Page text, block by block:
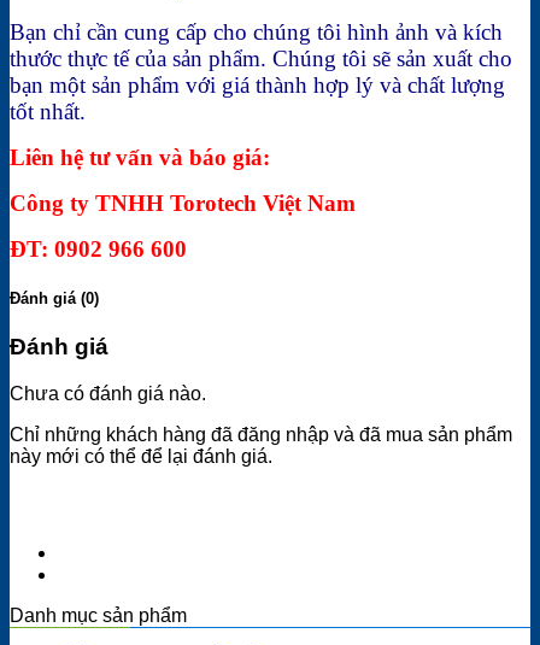
Bạn chỉ cần cung cấp cho chúng tôi hình ảnh và kích
thước thực tế của sản phẩm. Chúng tôi sẽ sản xuất cho
bạn một sản phẩm với giá thành hợp lý và chất lượng
tốt nhất.
Liên hệ tư vấn và báo giá:
Công ty TNHH Torotech Việt Nam
ĐT: 0902 966 600
Đánh giá (0)
Đánh giá
Chưa có đánh giá nào.
Chỉ những khách hàng đã đăng nhập và đã mua sản phẩm
này mới có thể để lại đánh giá.
Danh mục sản phẩm